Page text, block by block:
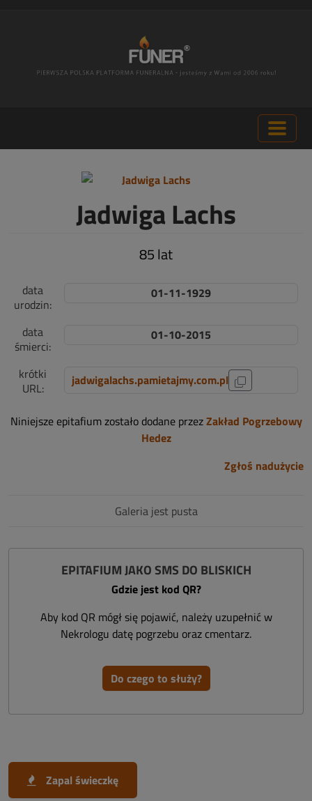
Jadwiga Lachs
85 lat
data
urodzin:
01-11-1929
data
śmierci:
01-10-2015
krótki
URL:
jadwigalachs.pamietajmy.com.pl
Niniejsze epitafium zostało dodane przezZakład Pogrzebowy
Hedez
Zgłoś nadużycie
Galeria jest pusta
EPITAFIUM JAKO SMS DO BLISKICH
Gdzie jest kod QR?
Aby kod QR mógł się pojawić, należy uzupełnić w
Nekrologu datę pogrzebu oraz cmentarz.
Do czego to służy?
Zapal świeczkę